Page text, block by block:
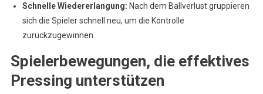
Schnelle Wiedererlangung: Nach dem Ballverlust gruppieren
sich die Spieler schnell neu, um die Kontrolle
zurückzugewinnen.
Spielerbewegungen, die effektives
Pressing unterstützen